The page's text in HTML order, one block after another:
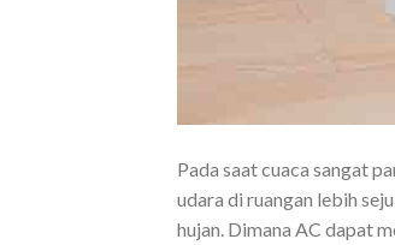
Pada saat cuaca sangat
udara di ruangan lebih
hujan. Dimana AC dapat